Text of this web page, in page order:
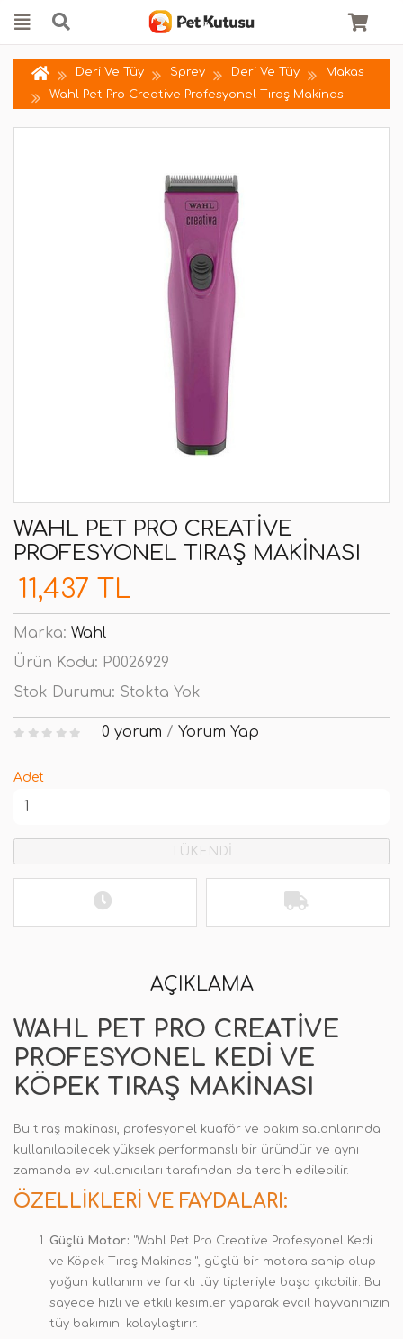
Deri Ve Tüy Sprey Deri Ve Tüy
Makas
Wahl Pet Pro Creative Profesyonel Tıraş Makinası
WAHL PET PRO CREATIVE
PROFESYONEL TIRAŞ MAKINASI
11,437 TL
Marka: Wahl
Ürün Kodu: P0026929
Stok Durumu: Stokta Yok
0 yorum / Yorum Yap
Adet
TÜKENDİ
AÇIKLAMA
WAHL PET PRO CREATIVE
PROFESYONEL KEDI VE
KÖPEK TIRAŞ MAKINASI
Bu tıraş makinası, profesyonel kuaför ve bakım salonlarında
kullanılabilecek yüksek performanslı bir üründür ve aynı
zamanda ev kullanıcıları tarafından da tercih edilebilir.
ÖZELLIKLERI VE FAYDALARI:
Güçlü Motor: "Wahl Pet Pro Creative Profesyonel Kedi
ve Köpek Tıraş Makinası", güçlü bir motora sahip olup
yoğun kullanım ve farklı tüy tipleriyle başa çıkabilir. Bu
sayede hızlı ve etkili kesimler yaparak evcil hayvanınızın
tüy bakımını kolaylaştırır.